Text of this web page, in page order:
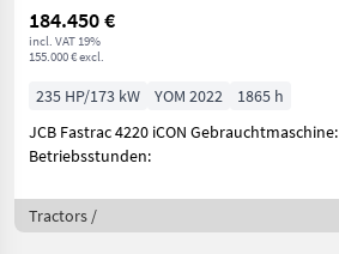
184.450 €
incl. VAT 19%
155.000 € excl.
235 HP/173 kW YOM 2022
1865 h
JCB Fastrac 4220 iCON Gebrauchtmaschine: - Baujahr: 2022 -
Betriebsstunden:
Tractors /